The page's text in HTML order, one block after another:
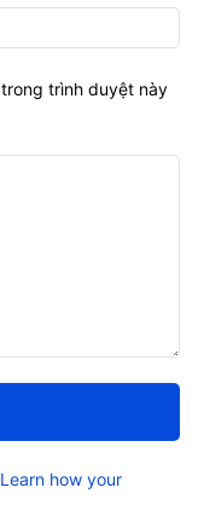
trình duyệt này
Learn how your